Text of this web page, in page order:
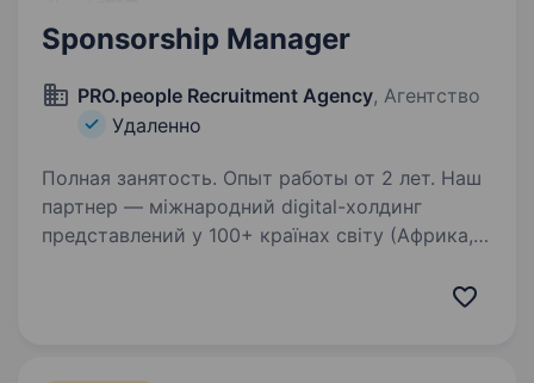
Sponsorship Manager
PRO.people Recruitment Agency, Агентство
Удаленно
Полная занятость. Опыт работы от 2 лет. Наш
партнер — міжнародний digital-холдинг
представлений у 100+ країнах світу (Африка,